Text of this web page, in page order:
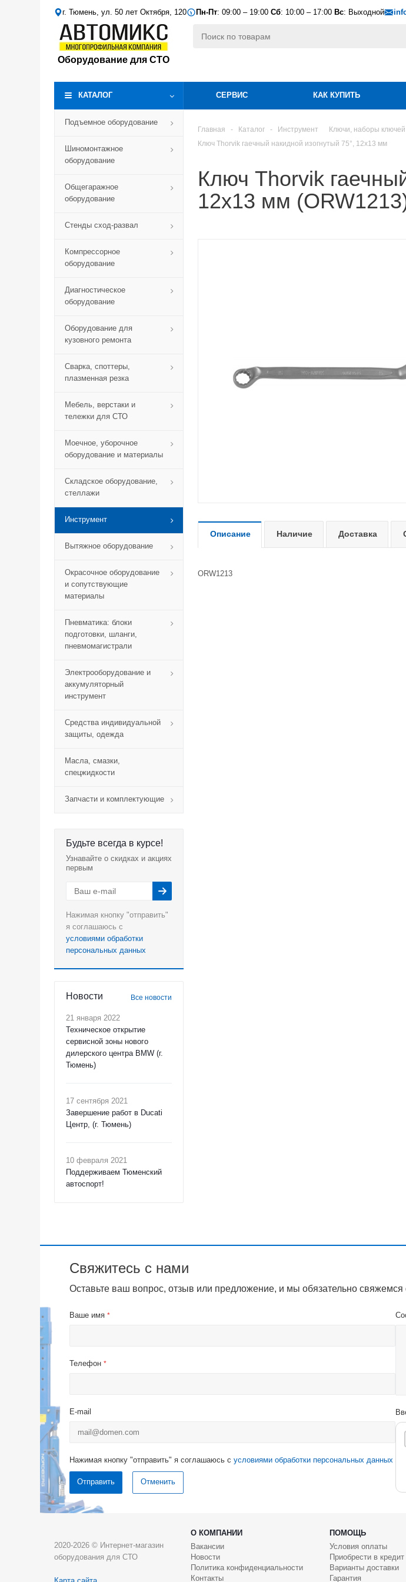
г. Тюмень, ул. 50 лет Октября, 120 Пн-Пт: 09:00 – 19:00 Сб: 10:00 – 17:00 Вс: Выходной
Оборудование для СТО
КАТАЛОГ СЕРВИС КАК КУПИТЬ
Подъемное оборудование
Шиномонтажное
оборудование
Общегаражное
оборудование
Стенды сход-развал
Компрессорное
оборудование
Диагностическое
оборудование
Оборудование для
кузовного ремонта
Сварка, споттеры,
плазменная резка
Мебель, верстаки и
тележки для СТО
Моечное, уборочное
оборудование и материалы
Складское оборудование,
стеллажи
Инструмент
Вытяжное оборудование
Окрасочное оборудование
и сопутствующие
материалы
Пневматика: блоки
подготовки, шланги,
пневмомагистрали
Электрооборудование и
аккумуляторный
инструмент
Средства индивидуальной
защиты, одежда
Масла, смазки,
спецжидкости
Запчасти и комплектующие
Будьте всегда в курсе!
Узнавайте о скидках и акциях
первым
Нажимая кнопку "отправить"
я соглашаюсь с
условиями обработки
персональных данных
Новости Все новости
21 января 2022
Техническое открытие
сервисной зоны нового
дилерского центра BMW (г.
Тюмень)
17 сентября 2021
Завершение работ в Ducati
Центр, (г. Тюмень)
10 февраля 2021
Поддерживаем Тюменский
автоспорт!
Главная - Каталог - Инструмент Ключи, наборы ключей
Ключ Thorvik гаечный накидной изогнутый 75°, 12x13 мм
Ключ Thorvik
12x13 мм
Описание Наличие Доставка
ORW1213
Свяжитесь с нами
Оставьте ваш вопрос, отзыв или предложение, и мы обязательно
Ваше имя *
Телефон *
E-mail
Нажимая кнопку "отправить" я соглашаюсь с условиями обработки персональных данных
Отменить
2020-2026 © Интернет-магазин
оборудования для СТО
О КОМПАНИИ
ПОМОЩЬ
Вакансии
Новости
Политика конфиденциальности
Контакты
Условия оплаты
Приобрести в кредит
Варианты доставки
Гарантия